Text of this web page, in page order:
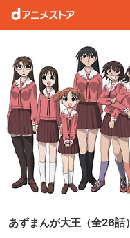
あずまんが大王 （全26話）